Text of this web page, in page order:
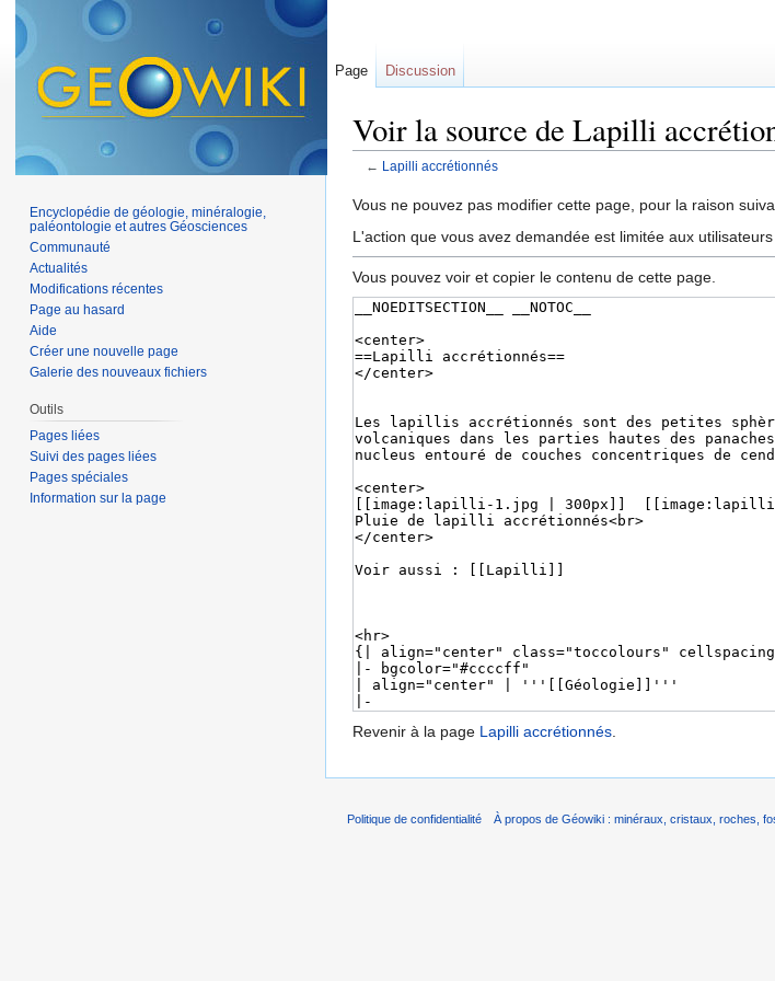
Voir la source de Lapilli
← Lapilli accrétionnés
Vous ne pouvez pas modifier cette page, pour la raison
L'action que vous avez demandée est limitée aux
Vous pouvez voir et copier le contenu de cette page.
Revenir à la page Lapilli accrétionnés.
Page Discussion
Encyclopédie de géologie, minéralogie,
paléontologie et autres Géosciences
Communauté
Actualités
Modifications récentes
Page au hasard
Aide
Créer une nouvelle page
Galerie des nouveaux fichiers
Outils
Pages liées
Suivi des pages liées
Pages spéciales
Information sur la page
Politique de confidentialité À propos de Géowiki : minéraux, cristaux, roches,